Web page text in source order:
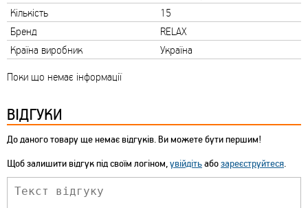
Кількість
15
Бренд
RELAX
Країна виробник
Україна
Поки що немає інформації
ВІДГУКИ
До даного товару ще немає відгуків. Ви можете бути першим!
Щоб залишити відгук під своїм логіном,увійдітьабозареєструйтеся.